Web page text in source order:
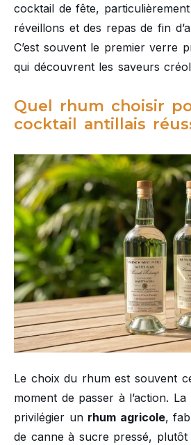
cocktail de fête,
réveillons et des repas de fin
C’est souvent le premier verre
qui découvrent les saveurs
Quel rhum choisir
cocktail antillais
Le choix du rhum est souvent
moment de passer à l’action.
privilégier un rhum agricole,
de canne à sucre pressé, plutôt